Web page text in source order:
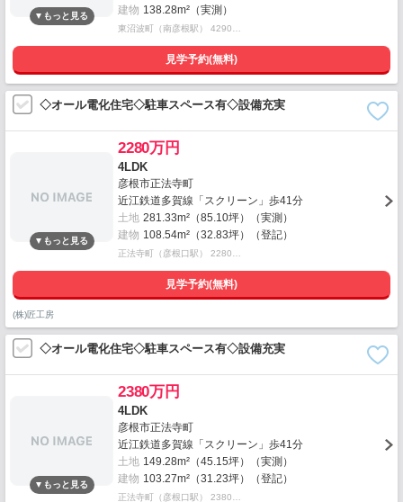
建物 138.28m²（実測）
東沼波町（南彦根駅） 4290…
見学予約(無料)
◇オール電化住宅◇駐車スペース有◇設備充実
2280万円
4LDK
彦根市正法寺町
近江鉄道多賀線「スクリーン」歩41分
土地 281.33m²（85.10坪）（実測）
建物 108.54m²（32.83坪）（登記）
正法寺町（彦根口駅） 2280…
見学予約(無料)
(株)匠工房
◇オール電化住宅◇駐車スペース有◇設備充実
2380万円
4LDK
彦根市正法寺町
近江鉄道多賀線「スクリーン」歩41分
土地 149.28m²（45.15坪）（実測）
建物 103.27m²（31.23坪）（登記）
正法寺町（彦根口駅） 2380…